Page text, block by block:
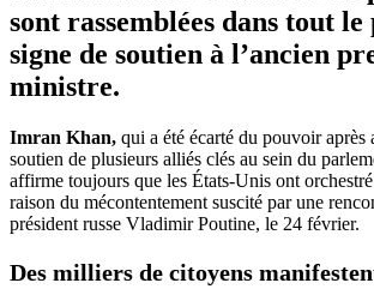
sont rassemblées dans tout le
signe de soutien à l’ancien
ministre.
Imran Khan, qui a été écarté du pouvoir après
soutien de plusieurs alliés clés au sein du
affirme toujours que les États-Unis ont
raison du mécontentement suscité par une
président russe Vladimir Poutine, le 24 février.
Des milliers de citoyens